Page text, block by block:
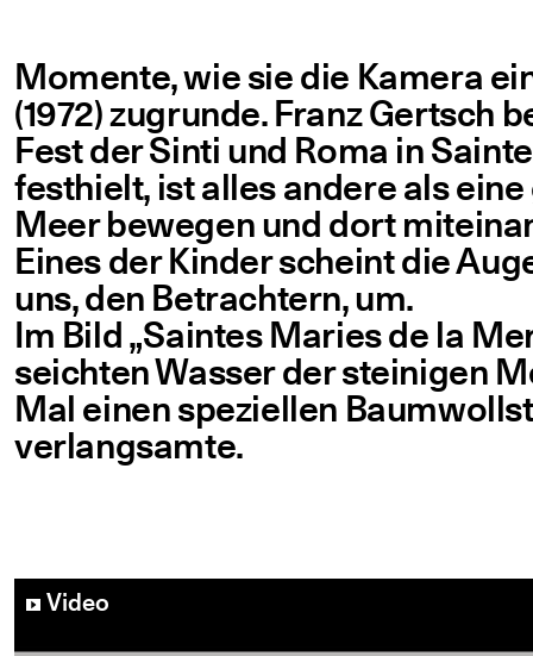
Momen­te, wie sie die Kame­ra
(1972) zugrun­de. Franz Gertsch
Fest der Sin­ti und Roma in
fest­hielt, ist alles ande­re als
Meer bewe­gen und dort
Eines der Kin­der scheint die
uns, den Betrach­tern, um.
Im Bild„Sain­tes Maries de la
seich­ten Was­ser der stei­ni­gen
Mal einen spe­zi­el­len
verlangsamte.
YouTube-Video abspielen
Video